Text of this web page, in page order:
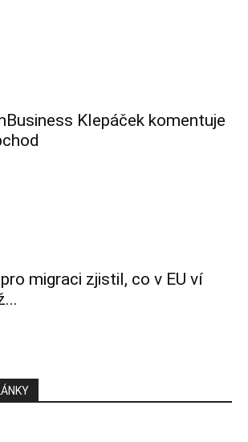
Klepáček komentuje
migraci zjistil, co v EU ví